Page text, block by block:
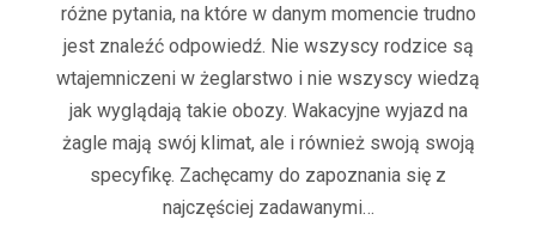
różne pytania, na które w danym momencie trudno
jest znaleźć odpowiedź. Nie wszyscy rodzice są
wtajemniczeni w żeglarstwo i nie wszyscy wiedzą
jak wyglądają takie obozy. Wakacyjne wyjazd na
żagle mają swój klimat, ale i również swoją swoją
specyfikę. Zachęcamy do zapoznania się z
najczęściej zadawanymi…